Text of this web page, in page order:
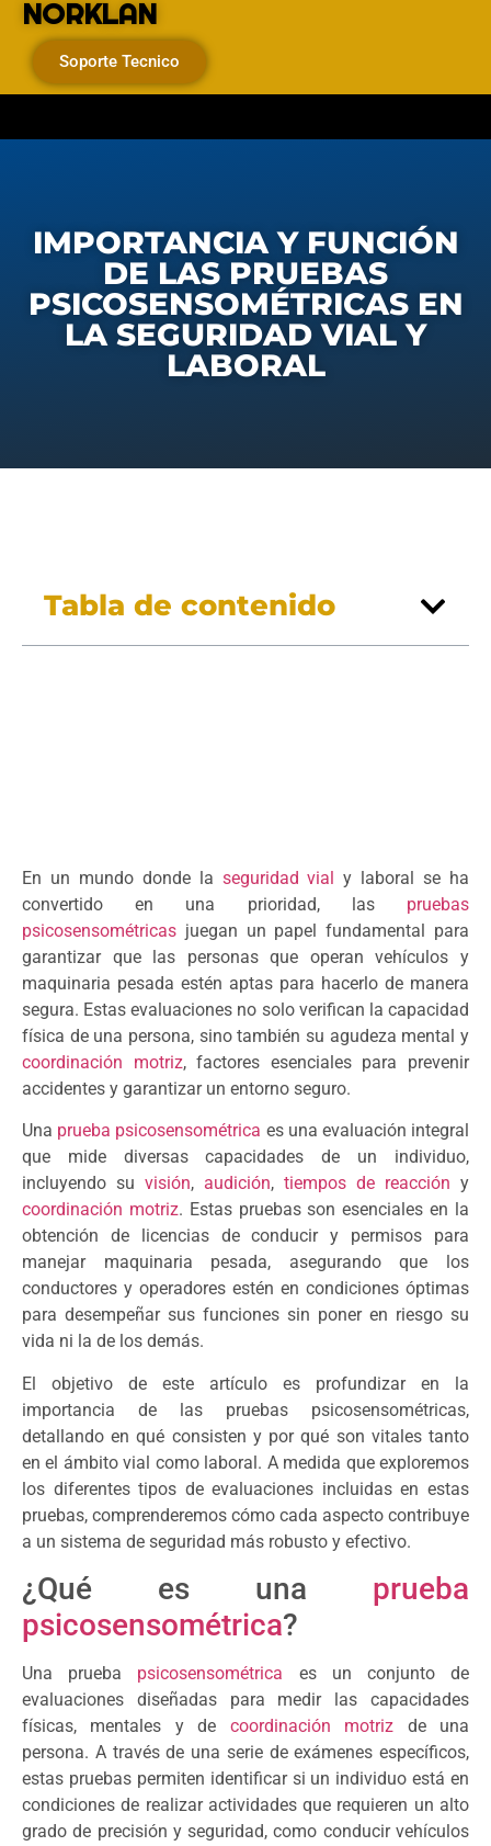
NORKLAN
Soporte Tecnico
IMPORTANCIA Y FUNCIÓN
DE LAS PRUEBAS
PSICOSENSOMÉTRICAS EN
LA SEGURIDAD VIAL Y
LABORAL
Tabla de contenido
En un mundo donde la seguridad vial y laboral se ha
convertido en una prioridad, las pruebas
psicosensométricas juegan un papel fundamental para
garantizar que las personas que operan vehículos y
maquinaria pesada estén aptas para hacerlo de manera
segura. Estas evaluaciones no solo verifican la capacidad
física de una persona, sino también su agudeza mental y
coordinación motriz, factores esenciales para prevenir
accidentes y garantizar un entorno seguro.
Una prueba psicosensométrica es una evaluación integral
que mide diversas capacidades de un individuo,
incluyendo su visión, audición, tiempos de reacción y
coordinación motriz. Estas pruebas son esenciales en la
obtención de licencias de conducir y permisos para
manejar maquinaria pesada, asegurando que los
conductores y operadores estén en condiciones óptimas
para desempeñar sus funciones sin poner en riesgo su
vida ni la de los demás.
El objetivo de este artículo es profundizar en la
importancia de las pruebas psicosensométricas,
detallando en qué consisten y por qué son vitales tanto
en el ámbito vial como laboral. A medida que exploremos
los diferentes tipos de evaluaciones incluidas en estas
pruebas, comprenderemos cómo cada aspecto contribuye
a un sistema de seguridad más robusto y efectivo.
¿Qué es una prueba
psicosensométrica?
Una prueba psicosensométrica es un conjunto de
evaluaciones diseñadas para medir las capacidades
físicas, mentales y de coordinación motriz de una
persona. A través de una serie de exámenes específicos,
estas pruebas permiten identificar si un individuo está en
condiciones de realizar actividades que requieren un alto
grado de precisión y seguridad, como conducir vehículos